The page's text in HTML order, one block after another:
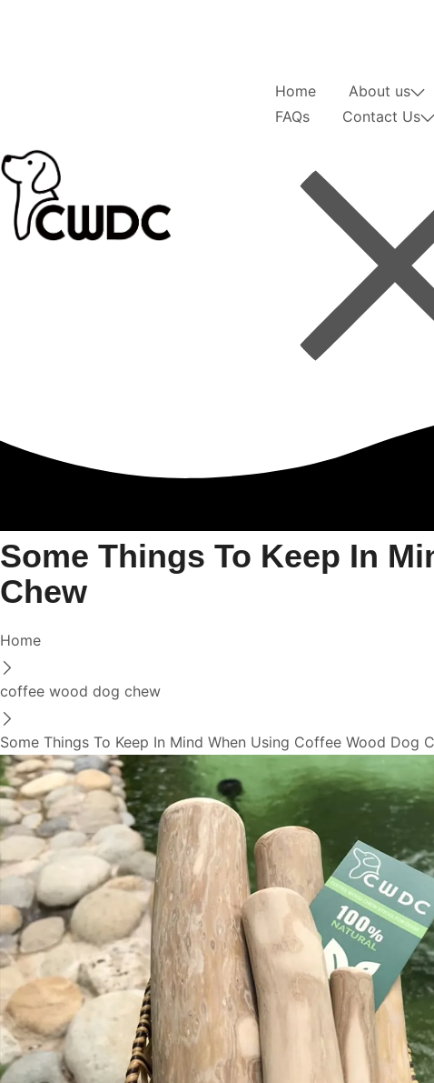
Home About us
FAQs
Contact Us
Some Things To Keep In
Chew
Home
coffee wood dog chew
Some Things To Keep In Mind When Using Coffee Wood Dog